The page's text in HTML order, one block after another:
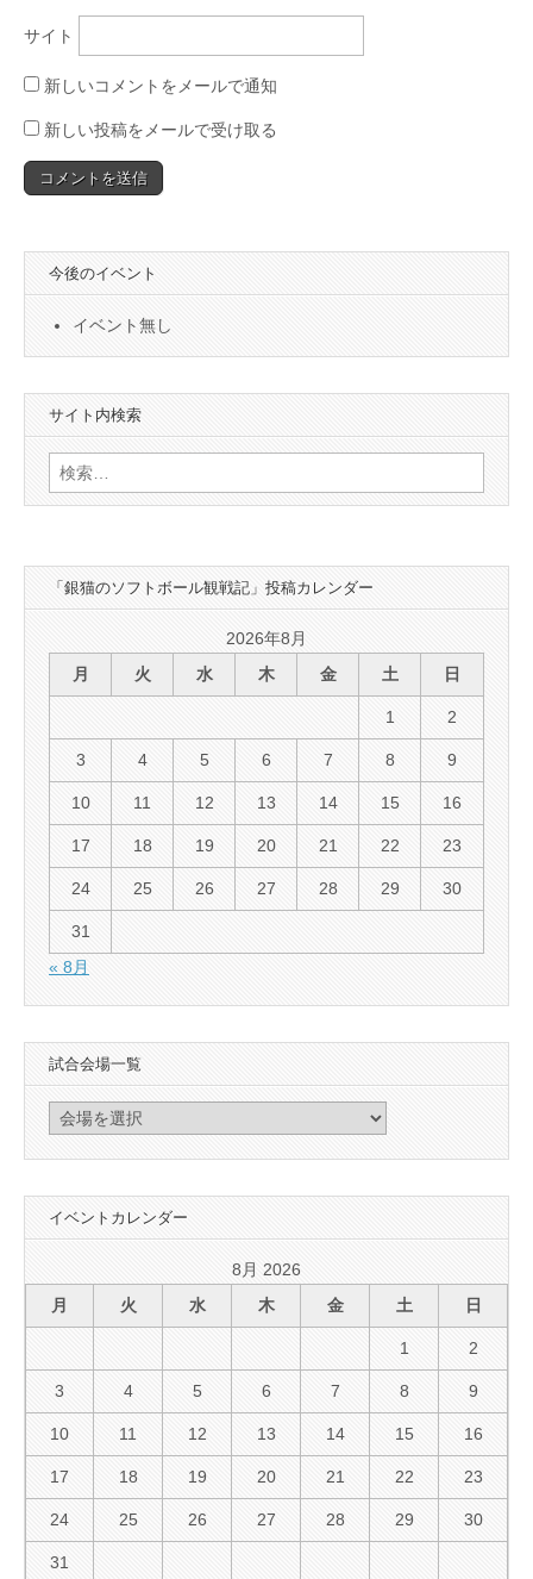
サイト
新しいコメントをメールで通知
新しい投稿をメールで受け取る
今後のイベント
イベント無し
サイト内検索
検
索:
「銀猫のソフトボール観戦記」投稿カレンダー
2026年8月
月
火 水 木 金 土 日
1 2
3 4 5 6 7 8 9
10 11 12 13 14 15 16
17 18 19 20 21 22 23
24 25 26 27 28 29 30
31
« 8月
試合会場一覧
イベントカレンダー
8月 2026
月
火 水 木 金 土 日
1 2
3 4 5 6 7 8 9
10 11 12 13 14 15 16
17 18 19 20 21 22 23
24 25 26 27 28 29 30
31